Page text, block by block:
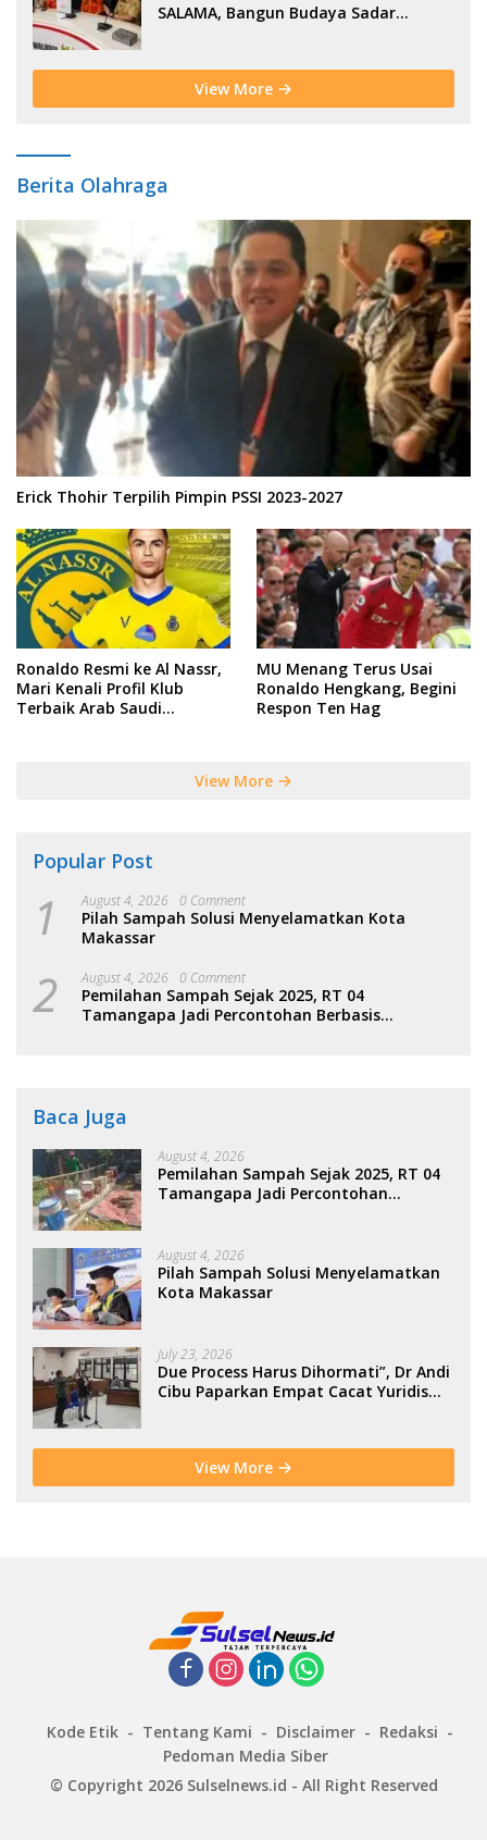
SALAMA, Bangun Budaya Sadar
View More
Berita Olahraga
Erick Thohir Terpilih Pimpin PSSI 2023-2027
Ronaldo Resmi ke Al Nassr,
Mari Kenali Profil Klub
Terbaik Arab Saudi
MU Menang Terus Usai
Ronaldo Hengkang, Begini
Respon Ten Hag
View More
Popular Post
1 August 4, 2026 0 Comment
Pilah Sampah Solusi Menyelamatkan Kota
Makassar
2 August 4, 2026 0 Comment
Pemilahan Sampah Sejak 2025, RT 04
Tamangapa Jadi Percontohan Berbasis
Baca Juga
August 4, 2026
Pemilahan Sampah Sejak 2025, RT 04
Tamangapa Jadi Percontohan
August 4, 2026
Pilah Sampah Solusi Menyelamatkan
Kota Makassar
July 23, 2026
Due Process Harus Dihormati”, Dr Andi
Cibu Paparkan Empat Cacat Yuridis
View More
Kode Etik Tentang Kami Disclaimer
Redaksi
Pedoman Media Siber
© Copyright 2026 Sulselnews.id - All Right Reserved